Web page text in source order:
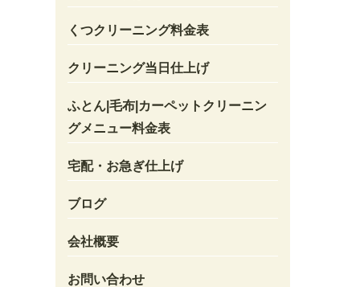
くつクリーニング料金表
クリーニング当日仕上げ
ふとん|毛布|カーペットクリーニン
グメニュー料金表
宅配・お急ぎ仕上げ
ブログ
会社概要
お問い合わせ